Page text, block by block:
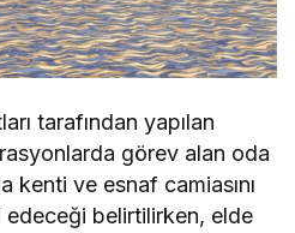
tarafından yapılan
görev alan oda
kenti ve esnaf camiasını
belirtilirken, elde